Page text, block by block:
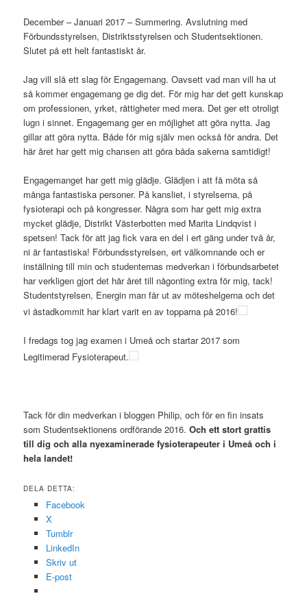
December – Januari 2017 – Summering. Avslutning med
Förbundsstyrelsen, Distriktsstyrelsen och Studentsektionen.
Slutet på ett helt fantastiskt år.
Jag vill slå ett slag för Engagemang. Oavsett vad man vill ha ut
så kommer engagemang ge dig det. För mig har det gett kunskap
om professionen, yrket, rättigheter med mera. Det ger ett otroligt
lugn i sinnet. Engagemang ger en möjlighet att göra nytta. Jag
gillar att göra nytta. Både för mig själv men också för andra. Det
här året har gett mig chansen att göra båda sakerna samtidigt!
Engagemanget har gett mig glädje. Glädjen i att få möta så
många fantastiska personer. På kansliet, i styrelserna, på
fysioterapi och på kongresser. Några som har gett mig extra
mycket glädje, Distrikt Västerbotten med Marita Lindqvist i
spetsen! Tack för att jag fick vara en del i ert gäng under två år,
ni är fantastiska! Förbundsstyrelsen, ert välkomnande och er
inställning till min och studenternas medverkan i förbundsarbetet
har verkligen gjort det här året till någonting extra för mig, tack!
Studentstyrelsen, Energin man får ut av möteshelgerna och det
vi åstadkommit har klart varit en av topparna på 2016!
I fredags tog jag examen i Umeå och startar 2017 som
Legitimerad Fysioterapeut.
Tack för din medverkan i bloggen Philip, och för en fin insats
som Studentsektionens ordförande 2016.Och ett stort grattis
till dig och alla nyexaminerade fysioterapeuter i Umeå och i
hela landet!
DELA DETTA:
Facebook
X
Tumblr
LinkedIn
Skriv ut
E-post